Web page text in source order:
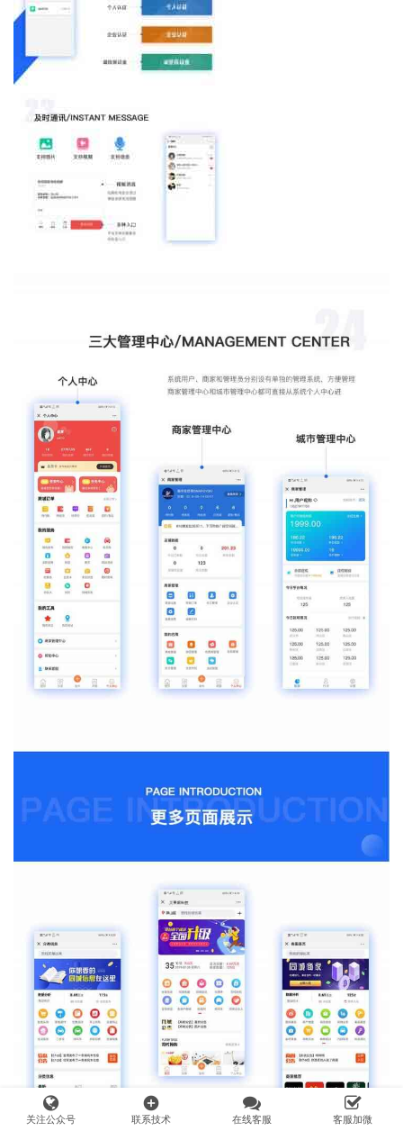
关注公众号
add_circle
联系技术 在线客服 客服加微